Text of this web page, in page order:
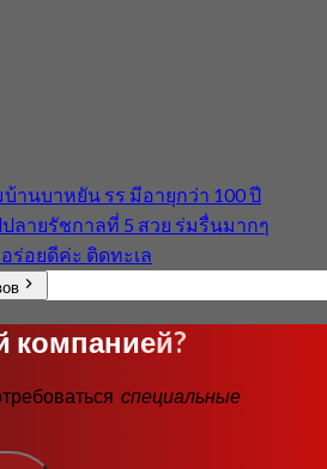
านบาหยัน รร มีอายุกว่า 100 ปี
ลายรัชกาลที่ 5 สวย ร่มรื่นมากๆ
ร่อยดีค่ะ ติดทะเล
компанией?
специальные